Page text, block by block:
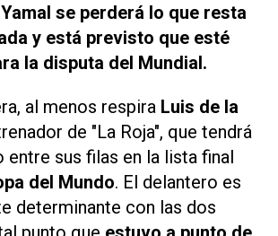
Yamal se perderá lo que resta
y está previsto que esté
la disputa del Mundial.
al menos respira Luis de la
de "La Roja", que tendrá
entre sus filas en la lista final
del Mundo. El delantero es
determinante con las dos